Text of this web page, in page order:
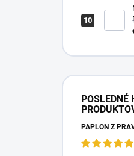
POSLEDNÉ
PAPLÓN Z